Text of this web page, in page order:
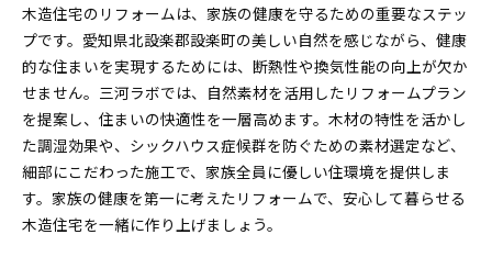
木造住宅のリフォームは、家族の健康を守るための重要なステッ
プです。愛知県北設楽郡設楽町の美しい自然を感じながら、健康
的な住まいを実現するためには、断熱性や換気性能の向上が欠か
せません。三河ラボでは、自然素材を活用したリフォームプラン
を提案し、住まいの快適性を一層高めます。木材の特性を活かし
た調湿効果や、シックハウス症候群を防ぐための素材選定など、
細部にこだわった施工で、家族全員に優しい住環境を提供しま
す。家族の健康を第一に考えたリフォームで、安心して暮らせる
木造住宅を一緒に作り上げましょう。